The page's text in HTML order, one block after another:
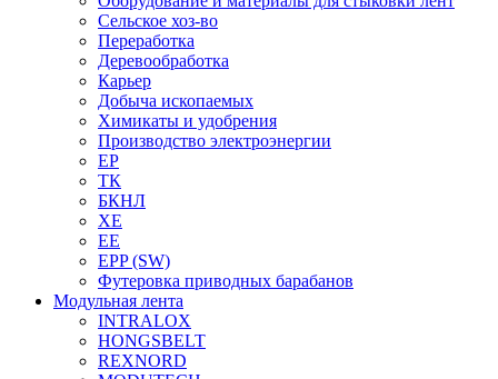
Сельское хоз-во
Переработка
Деревообработка
Карьер
Добыча ископаемых
Химикаты и удобрения
Производство электроэнергии
EP
ТК
БКНЛ
XE
EE
EPP (SW)
Футеровка приводных барабанов
Модульная лента
INTRALOX
HONGSBELT
REXNORD